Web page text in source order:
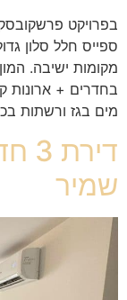
מקומות ישיבה.
מים בגז ורשתות
שמיר